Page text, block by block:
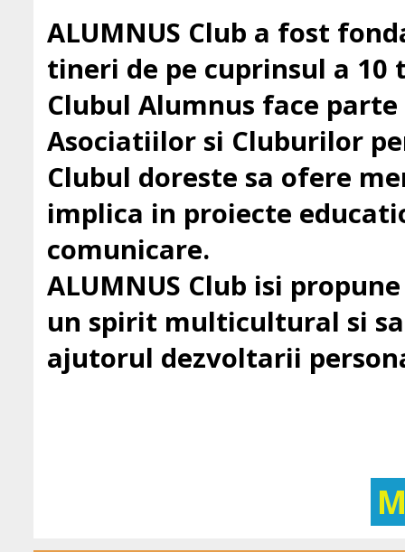
ALUMNUS Club a fost
tineri de pe cuprinsul a 10
Clubul Alumnus face
Asociatiilor si Cluburilor
Clubul doreste sa ofere
implica in proiecte
comunicare.
ALUMNUS Club isi
un spirit multicultural si
ajutorul dezvoltarii